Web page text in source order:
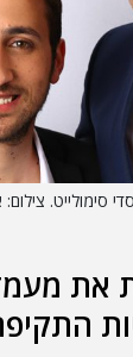
סימולייט. צילום:
את